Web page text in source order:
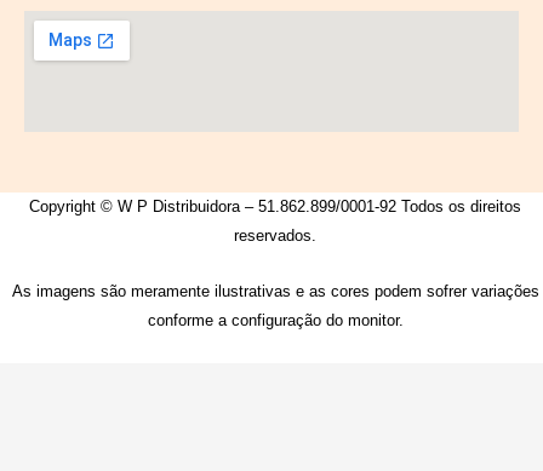
Copyright © W P Distribuidora – 51.862.899/0001-92 Todos os direitos
reservados.
As imagens são meramente ilustrativas e as cores podem sofrer variações
conforme a configuração do monitor.